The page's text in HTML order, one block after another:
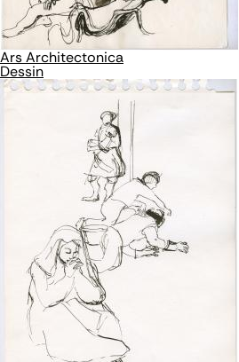
Ars Architectonica
Dessin